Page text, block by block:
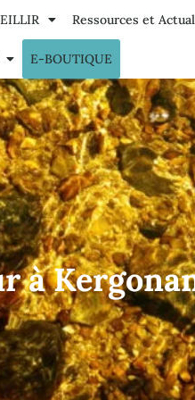
Ressources et
E-BOUTIQUE
à